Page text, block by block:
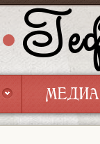
МЕДИА
МЕДИА